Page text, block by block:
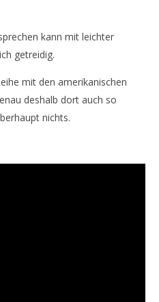
kann mit leichter
getreidig.
mit den amerikanischen
deshalb dort auch so
nichts.